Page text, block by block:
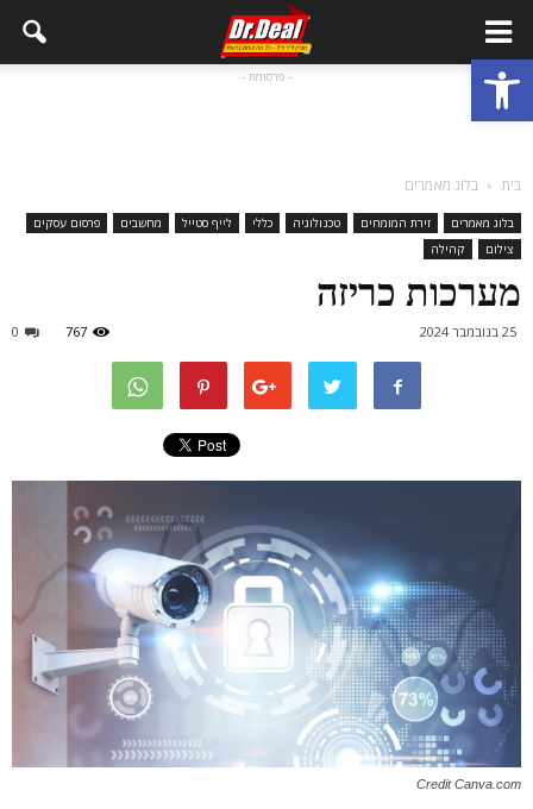
פתח סרגל נגישות - פרסומת -
בית בלוג מאמרים
בלוג מאמרים זירת המומחים טכנולוגיה כללי לייף סטייל מחשבים
פרסום עסקים
צילום
קהילה
מערכות כריזה
25 בנובמבר 2024 0 767
Credit Canva.com